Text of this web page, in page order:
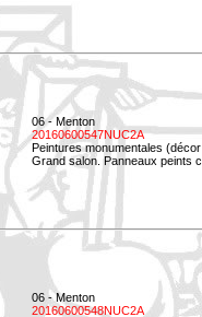
06 - Menton
20160600547NUC2A
Peintures monumentales
Grand salon. Panneaux peints
06 - Menton
20160600548NUC2A